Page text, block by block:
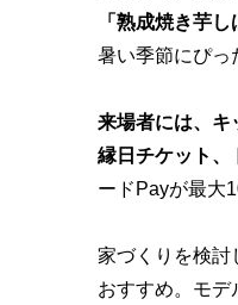
「熟成焼き芋
暑い季節にぴっ
来場者には、キ
縁日チケット、
ードPayが最大
家づくりを検討
おすすめ。モデ